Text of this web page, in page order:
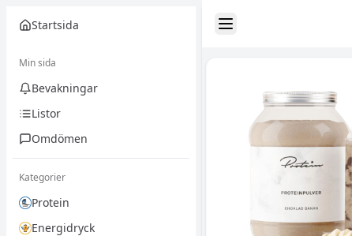
Startsida
Min sida
Bevakningar
Listor
Omdömen
Kategorier
Protein
Energidryck
Toggle Sidebar